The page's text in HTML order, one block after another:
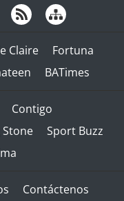
Claire
Fortuna
BATimes
Contigo
Stone
Sport Buzz
Contáctenos